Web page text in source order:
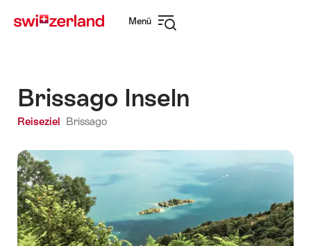
Menü
Brissago Inseln
Reiseziel Brissago